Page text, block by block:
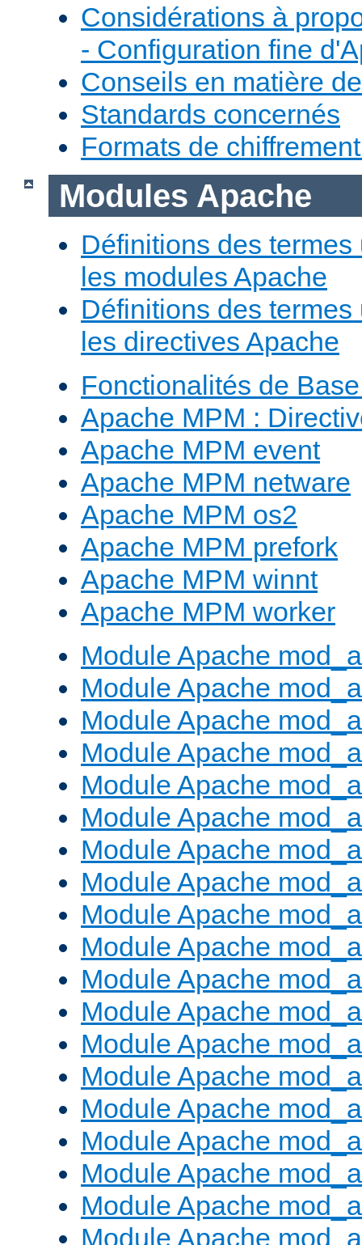
Considérations à
- Configuration fine
Conseils en matière
Standards concernés
Formats de
Modules Apache
Définitions des
les modules Apache
Définitions des
les directives Apache
Fonctionalités de
Apache MPM :
Apache MPM event
Apache MPM netware
Apache MPM os2
Apache MPM prefork
Apache MPM winnt
Apache MPM worker
Module Apache
Module Apache
Module Apache
Module Apache
Module Apache
Module Apache
Module Apache
Module Apache
Module Apache
Module Apache
Module Apache
Module Apache
Module Apache
Module Apache
Module Apache
Module Apache
Module Apache
Module Apache
Module Apache